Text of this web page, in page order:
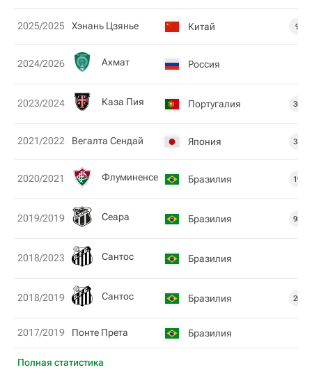
Полная статистика
2025/2025 Хэнань Цзянье Китай 9
2024/2026 Ахмат Россия
2023/2024 Каза Пия Португалия 30
2021/2022 Вегалта Сендай Япония 33
2020/2021 Флуминенсе Бразилия 19
2019/2019 Сеара Бразилия 98
2018/2023 Сантос Бразилия
2018/2019 Сантос Бразилия 20
2017/2019 Понте Прета Бразилия